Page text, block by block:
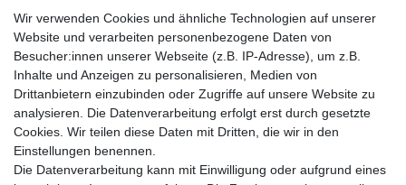
Sie werden dort in kleinen Handwerksbetrieben handgeschnitzt
und handbemalt. Jede Maske ist ein Unikat aus dem
Naturprodukt Holz. Daher können leichte Abweichungen vom
abgebildeten Produkt in Form, Farbe und Größe vorkommen,
was keinen Raklamationsgrund darstellt, sondern die
Einzigartigkeit des Produktes unterstreicht.
Wir verwenden Cookies und ähnliche Technologien auf unserer
Website und verarbeiten personenbezogene Daten von
Besucher:innen unserer Webseite (z.B. IP-Adresse), um z.B.
Inhalte und Anzeigen zu personalisieren, Medien von
Drittanbietern einzubinden oder Zugriffe auf unsere Website zu
analysieren. Die Datenverarbeitung erfolgt erst durch gesetzte
Cookies. Wir teilen diese Daten mit Dritten, die wir in den
Einstellungen benennen.
Die Datenverarbeitung kann mit Einwilligung oder aufgrund eines